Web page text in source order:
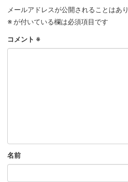
メールアドレスが公開されることはあり
※が付いている欄は必須項目です
コメント ※
名前